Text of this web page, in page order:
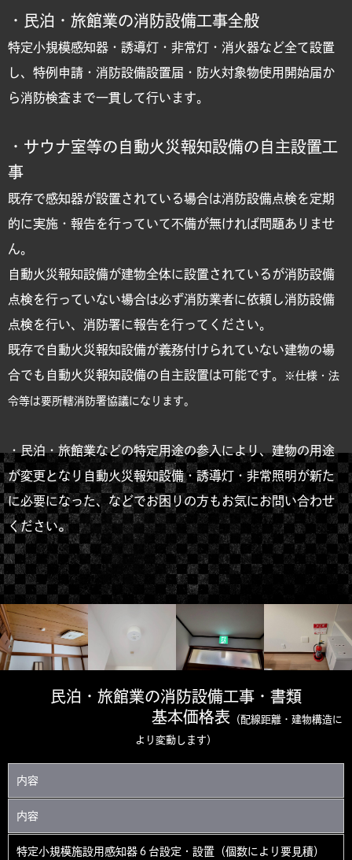
・民泊・旅館業の消防設備工事全般
特定小規模感知器・誘導灯・非常灯・消火器など全て設置
し、特例申請・消防設備設置届・防火対象物使用開始届か
ら消防検査まで一貫して行います。
・サウナ室等の自動火災報知設備の自主設置工
事
既存で感知器が設置されている場合は消防設備点検を定期
的に実施・報告を行っていて不備が無ければ問題ありませ
ん。
自動火災報知設備が建物全体に設置されているが消防設備
点検を行っていない場合は必ず消防業者に依頼し消防設備
点検を行い、消防署に報告を行ってください。
既存で自動火災報知設備が義務付けられていない建物の場
合でも自動火災報知設備の自主設置は可能です。
※仕様・法
令等は要所轄消防署協議になります。
・民泊・旅館業などの特定用途の参入により、建物の用途
が変更となり自動火災報知設備・誘導灯・非常照明が新た
に必要になった、などでお困りの方もお気にお問い合わせ
ください。
民泊・旅館業の消防設備工事・書類
基本価格表 （配線距離・建物構造に
より変動します）
内容
内容
特定小規模施設用感知器６台設定・設置（個数により要見積）